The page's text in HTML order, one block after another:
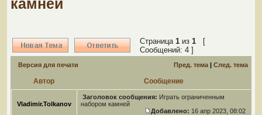
камней
Страница 1 из 1 [
Сообщений: 4 ]
Версия для печати Пред. тема | След. тема
Автор Сообщение
Vladimir.Tolkanov
Заголовок сообщения: Играть ограниченным
набором камней
Добавлено: 16 апр 2023, 08:02